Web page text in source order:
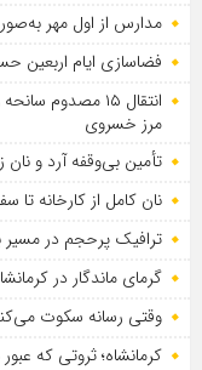
مدارس از اول مهر
فضاسازی ایام اربعین
انتقال ۱۵ مصدوم
مرز خسروی
تأمین بی‌وقفه آرد و نان
نان کامل از کارخانه
ترافیک پرحجم در مسیر
گرمای ماندگار در
وقتی رسانه سکوت
کرمانشاه؛ ثروتی که